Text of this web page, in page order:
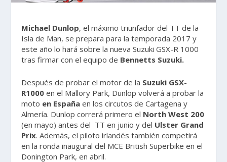
Michael Dunlop, el máximo triunfador del TT de la
Isla de Man, se prepara para la temporada 2017 y
este año lo hará sobre la nueva Suzuki GSX-R 1000
tras firmar con el equipo de Bennetts Suzuki.
Después de probar el motor de la Suzuki GSX-
R1000 en el Mallory Park, Dunlop volverá a probar la
moto en España en los circutos de Cartagena y
Almería. Dunlop correrá primero el North West 200
(en mayo) antes del TT en junio y del Ulster Grand
Prix. Además, el piloto irlandés también competirá
en la ronda inaugural del MCE British Superbike en el
Donington Park, en abril.